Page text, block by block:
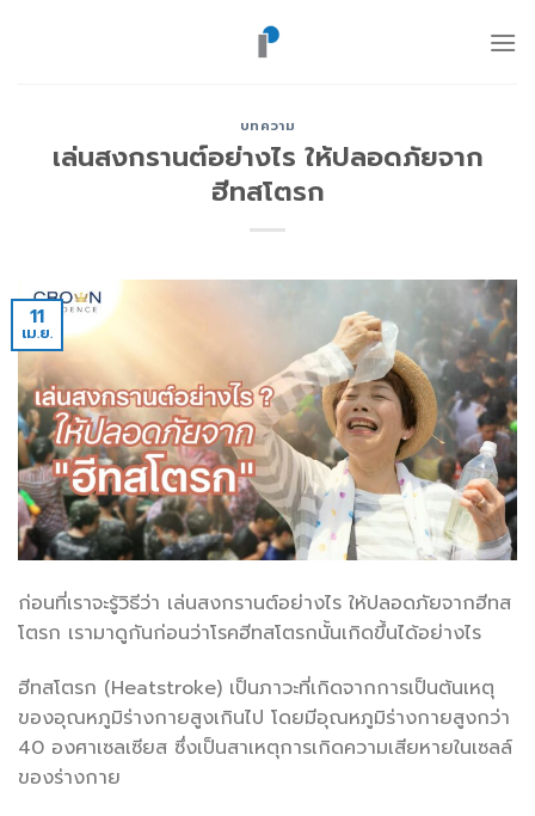
บทความ
เล่นสงกรานต์อย่างไร ให้ปลอดภัยจาก
ฮีทสโตรก
11
เม.ย.
ก่อนที่เราจะรู้วิธีว่า เล่นสงกรานต์อย่างไร ให้ปลอดภัยจากฮีทส
โตรก เรามาดูกันก่อนว่าโรคฮีทสโตรกนั้นเกิดขึ้นได้อย่างไร
ฮีทสโตรก (Heatstroke) เป็นภาวะที่เกิดจากการเป็นต้นเหตุ
ของอุณหภูมิร่างกายสูงเกินไป โดยมีอุณหภูมิร่างกายสูงกว่า
40 องศาเซลเซียส ซึ่งเป็นสาเหตุการเกิดความเสียหายในเซลล์
ของร่างกาย